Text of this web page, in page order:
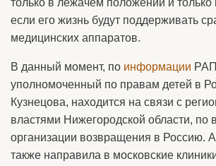
только в лежачем положении и только
если его жизнь будут поддерживать
медицинских аппаратов.
В данный момент, по информации
уполномоченный по правам детей в
Кузнецова, находится на связи с
властями Нижегородской области, по
организации возвращения в Россию.
также направила в московские